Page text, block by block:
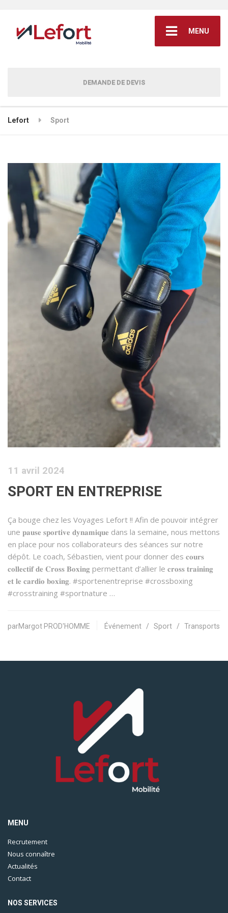
MENU
DEMANDE DE DEVIS
Lefort Sport
11 avril 2024
SPORT EN ENTREPRISE
Ça bouge chez les Voyages Lefort !! Afin de pouvoir intégrer
une 𝐩𝐚𝐮𝐬𝐞 𝐬𝐩𝐨𝐫𝐭𝐢𝐯𝐞 𝐝𝐲𝐧𝐚𝐦𝐢𝐪𝐮𝐞 dans la semaine, nous mettons
en place pour nos collaborateurs des séances sur notre
dépôt. Le coach, Sébastien, vient pour donner des 𝐜𝐨𝐮𝐫𝐬
𝐜𝐨𝐥𝐥𝐞𝐜𝐭𝐢𝐟 𝐝𝐞 𝐂𝐫𝐨𝐬𝐬 𝐁𝐨𝐱𝐢𝐧𝐠 permettant d’allier le 𝐜𝐫𝐨𝐬𝐬 𝐭𝐫𝐚𝐢𝐧𝐢𝐧𝐠
𝐞𝐭 𝐥𝐞 𝐜𝐚𝐫𝐝𝐢𝐨 𝐛𝐨𝐱𝐢𝐧𝐠. #sportenentreprise #crossboxing
#crosstraining #sportnature …
parMargot PROD'HOMME Événement /Sport /Transports
MENU
Recrutement
Nous connaître
Actualités
Contact
NOS SERVICES